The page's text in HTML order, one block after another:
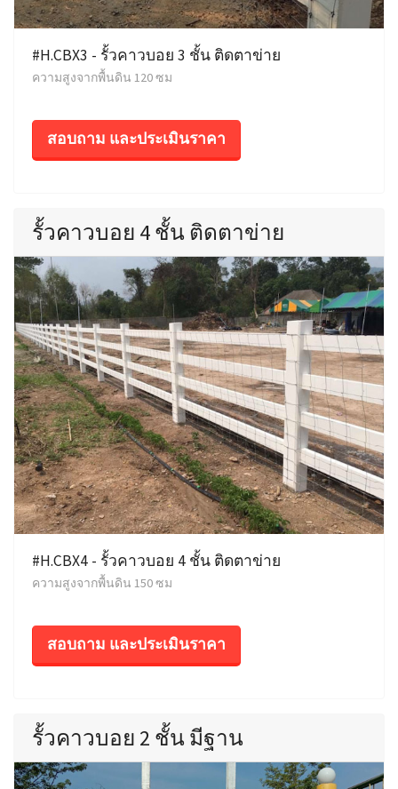
#H.CBX3 - รั้วคาวบอย 3 ชั้น ติดตาข่าย
ความสูงจากพื้นดิน 120 ซม
สอบถาม และประเมินราคา
รั้วคาวบอย 4 ชั้น ติดตาข่าย
#H.CBX4 - รั้วคาวบอย 4 ชั้น ติดตาข่าย
ความสูงจากพื้นดิน 150 ซม
สอบถาม และประเมินราคา
รั้วคาวบอย 2 ชั้น มีฐาน